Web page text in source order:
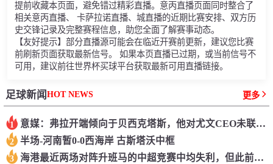
提前收藏本页面，避免错过精彩直播。意丙直播页面同时整合了
相关意丙直播、 卡萨拉诺直播、城直播的近期比赛安排、双方历
史交锋记录及完整赛程信息，助您全面了解赛事动态。
【友好提示】部分直播源可能会在临近开赛前更新，建议您比赛
前刷新页面获取最新信号。 如果本页直播已过期，或当前信号不
可用，建议前往世界杯买球平台获取最新可用直播链接。
足球新闻HOT NEWS 更多
1 意媒：弗拉开端倾向于贝西克塔斯，他对尤文CEO未联络他感到绝望
2 半场-河南暂0-0西海岸 古斯塔沃中框
3 海港最近两场对阵升班马的中超竞赛中均失利，但此前曾取过13连胜